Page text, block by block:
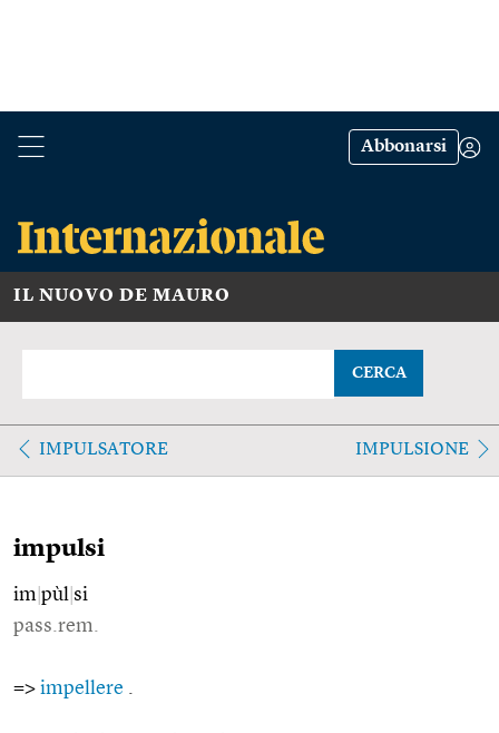
Abbonarsi
IL NUOVO DE MAURO
CERCA
IMPULSATORE IMPULSIONE
impulsi
im pùl si
pass.rem.
=> impellere